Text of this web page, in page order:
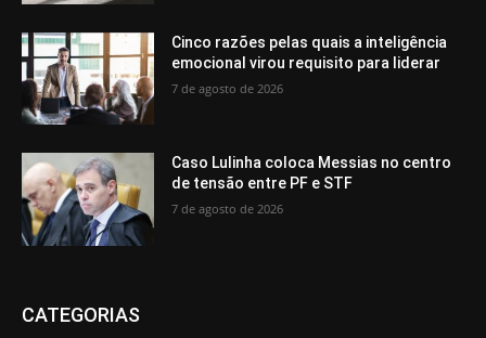
Cinco razões pelas quais a inteligência
emocional virou requisito para liderar
7 de agosto de 2026
Caso Lulinha coloca Messias no centro
de tensão entre PF e STF
7 de agosto de 2026
CATEGORIAS